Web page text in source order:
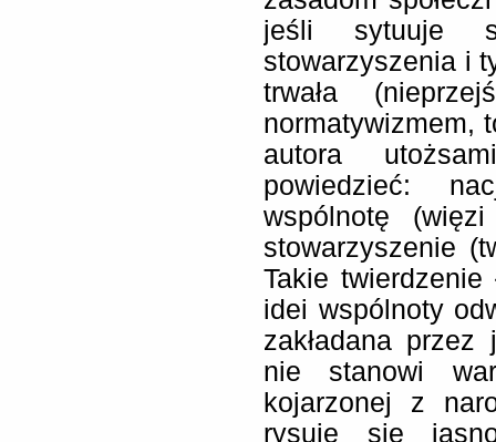
jeśli sytuuje
stowarzyszenia i
trwała
normatywizmem,
autora
powiedzieć:
wspólnotę
stowarzyszenie
Takie twierdzenie
idei wspólnoty
zakładana przez
nie stanowi
kojarzonej z
rysuje się